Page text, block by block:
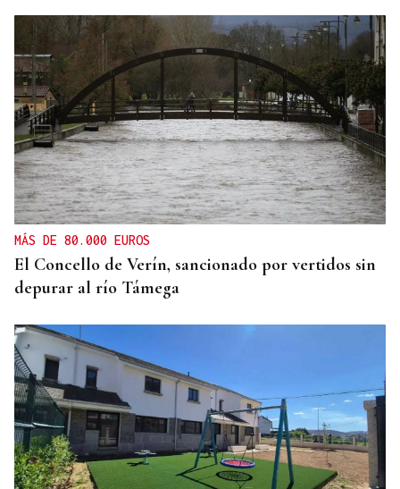
MÁS DE 80.000 EUROS
El Concello de Verín, sancionado por vertidos sin
depurar al río Támega